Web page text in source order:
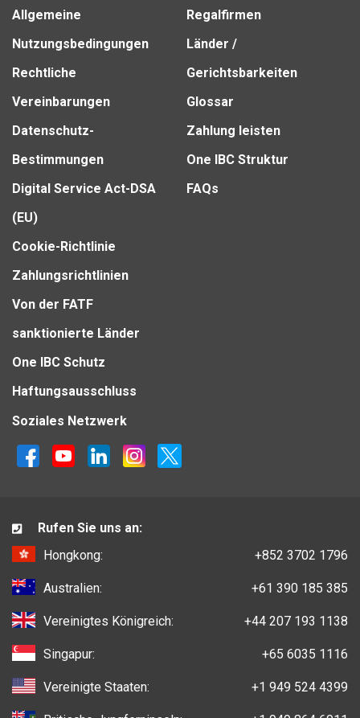
Allgemeine
Nutzungsbedingungen
Rechtliche
Vereinbarungen
Datenschutz-
Bestimmungen
Digital Service Act-DSA
(EU)
Cookie-Richtlinie
Zahlungsrichtlinien
Von der FATF
sanktionierte Länder
One IBC Schutz
Haftungsausschluss
Regalfirmen
Länder /
Gerichtsbarkeiten
Glossar
Zahlung leisten
One IBC Struktur
FAQs
Soziales Netzwerk
Rufen Sie uns an:
Hongkong:
+852 3702 1796
Australien: +61 390 185 385
Vereinigtes Königreich: +44 207 193 1138
Singapur: +65 6035 1116
Vereinigte Staaten: +1 949 524 4399